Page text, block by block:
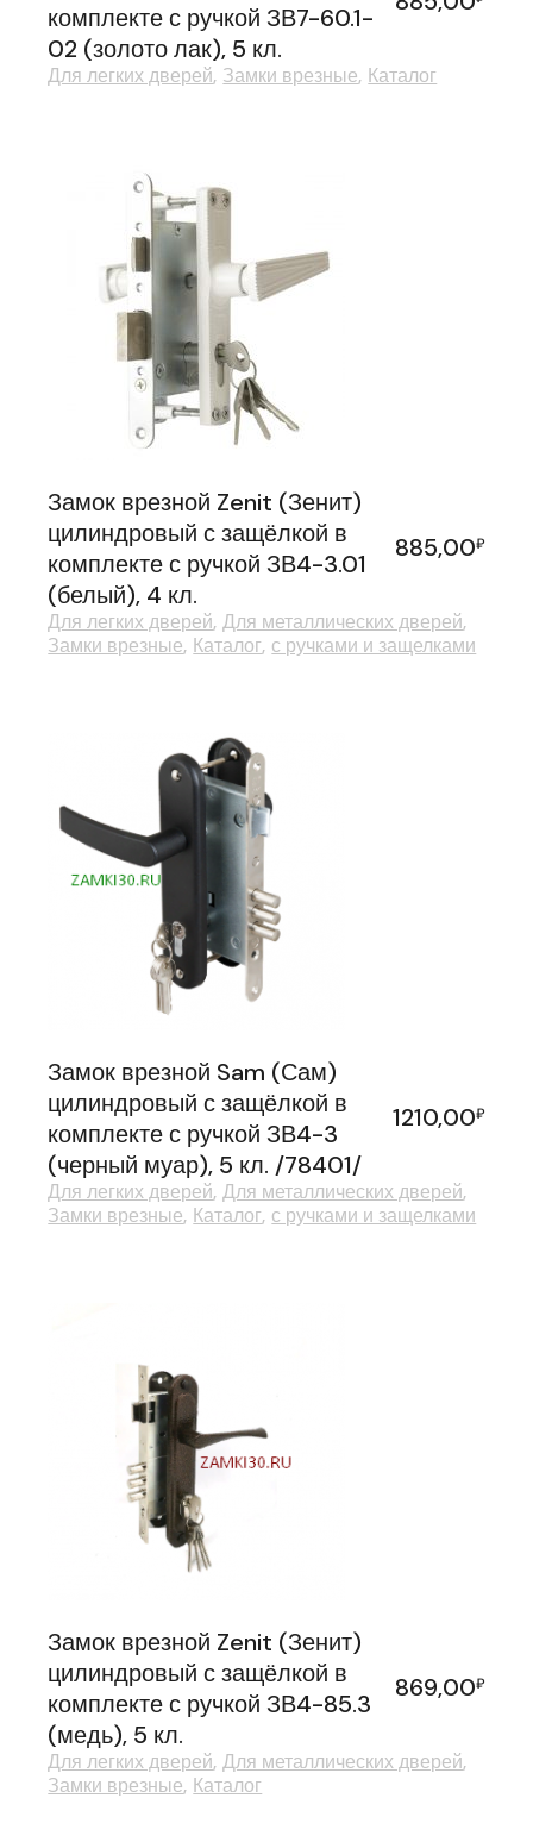
комплекте с ручкой ЗВ7-60.1-
02 (золото лак), 5 кл.
Для легких дверей Замки врезные Каталог
Замок врезной Zenit (Зенит)
цилиндровый с защёлкой в
комплекте с ручкой ЗВ4-3.01
(белый), 4 кл.
885,00₽
Для легких дверей Для металлических дверей
Замки врезные Каталог с ручками и защелками
Замок врезной Sam (Сам)
цилиндровый с защёлкой в
комплекте с ручкой ЗВ4-3
(черный муар), 5 кл. /78401/
1210,00₽
Для легких дверей Для металлических дверей
Замки врезные Каталог с ручками и защелками
Замок врезной Zenit (Зенит)
цилиндровый с защёлкой в
комплекте с ручкой ЗВ4-85.3
(медь), 5 кл.
869,00₽
Для легких дверей Для металлических дверей
Замки врезные Каталог